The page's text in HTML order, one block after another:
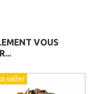
VOUS
seller